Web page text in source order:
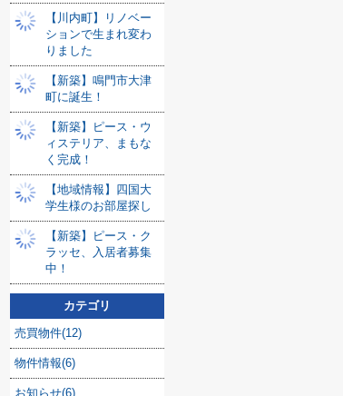
【川内町】リノベー
ションで生まれ変わ
りました
【新築】鳴門市大津
町に誕生！
【新築】ピース・ウ
ィステリア、まもな
く完成！
【地域情報】四国大
学生様のお部屋探し
【新築】ピース・ク
ラッセ、入居者募集
中！
カテゴリ
売買物件(12)
物件情報(6)
お知らせ(6)